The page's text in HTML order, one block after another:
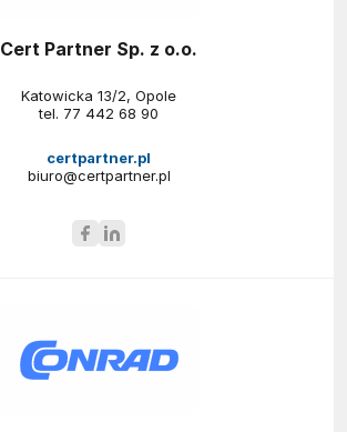
Cert Partner Sp. z o.o.
Katowicka 13/2, Opole
tel. 77 442 68 90
certpartner.pl
biuro@certpartner.pl